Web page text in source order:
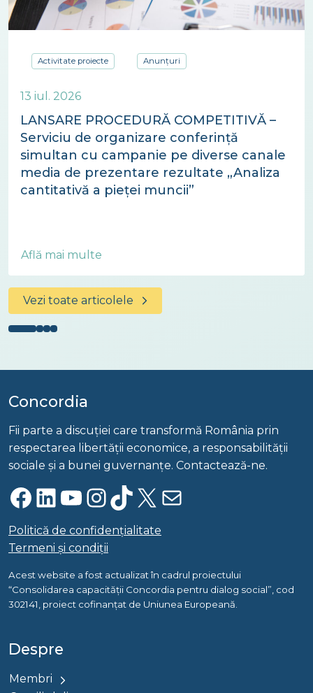
Activitate proiecte Anunțuri
13 iul. 2026
LANSARE PROCEDURĂ COMPETITIVĂ –
Serviciu de organizare conferință
simultan cu campanie pe diverse canale
media de prezentare rezultate „Analiza
cantitativă a pieței muncii”
Află mai multe
Vezi toate articolele
Concordia
Fii parte a discuției care transformă România prin
respectarea libertății economice, a responsabilității
sociale și a bunei guvernanțe. Contactează-ne.
Facebook LinkedIn YouTube InstagramTikTok X Mail
Politică de confidențialitate
Termeni și condiții
Acest website a fost actualizat în cadrul proiectului
“Consolidarea capacității Concordia pentru dialog social”, cod
302141, proiect cofinanțat de Uniunea Europeană.
Despre
Membri